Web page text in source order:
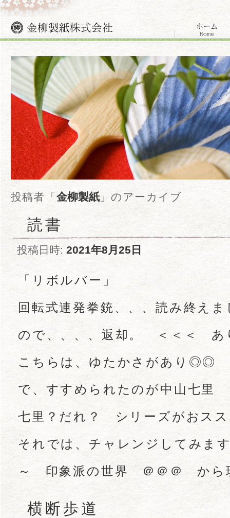
投稿者「 金柳製紙」のアーカイブ
読書
投稿日時: 2021年8月25日
「リボルバー」
回転式連発拳銃、、、読み終えま
ので、、、、返却。 ＜＜＜ あ
こちらは、ゆたかさがあり◎◎
で、すすめられたのが中山七里
七里？だれ？ シリーズがおス
それでは、チャレンジしてみま
～ 印象派の世界 ＠＠＠ か
横断歩道